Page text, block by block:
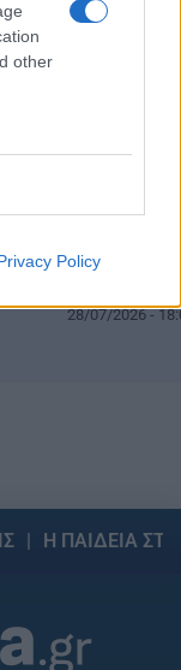
other
Policy
Αλλάζει ξανά
28/07/2026 -
Η ΠΑΙΔΕΙΑ